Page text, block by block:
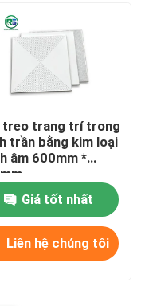
loại
treo trang trí trong
trần bằng kim loại
âm 600mm *
Giá tốt nhất
Liên hệ chúng tôi